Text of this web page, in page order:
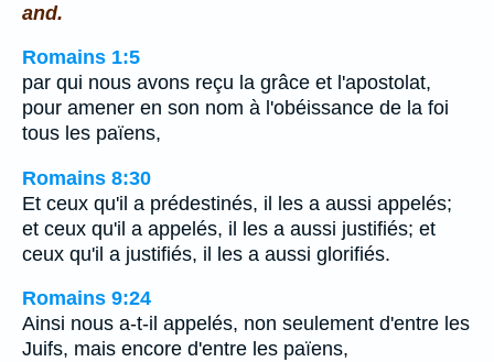
and.
Romains 1:5
par qui nous avons reçu la grâce et l'apostolat,
pour amener en son nom à l'obéissance de la foi
tous les païens,
Romains 8:30
Et ceux qu'il a prédestinés, il les a aussi appelés;
et ceux qu'il a appelés, il les a aussi justifiés; et
ceux qu'il a justifiés, il les a aussi glorifiés.
Romains 9:24
Ainsi nous a-t-il appelés, non seulement d'entre les
Juifs, mais encore d'entre les païens,